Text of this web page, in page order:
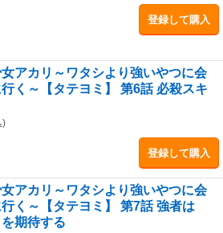
登録して購入
アカリ～ワタシより強いやつに会
く～【タテヨミ】 第6話 必殺スキ
)
登録して購入
アカリ～ワタシより強いやつに会
く～【タテヨミ】 第7話 強者は
を期待する